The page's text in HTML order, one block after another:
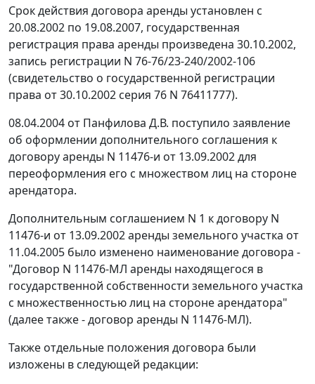
Срок действия договора аренды установлен с
20.08.2002 по 19.08.2007, государственная
регистрация права аренды произведена 30.10.2002,
запись регистрации N 76-76/23-240/2002-106
(свидетельство о государственной регистрации
права от 30.10.2002 серия 76 N 76411777).
08.04.2004 от Панфилова Д.В. поступило заявление
об оформлении дополнительного соглашения к
договору аренды N 11476-и от 13.09.2002 для
переоформления его с множеством лиц на стороне
арендатора.
Дополнительным соглашением N 1 к договору N
11476-и от 13.09.2002 аренды земельного участка от
11.04.2005 было изменено наименование договора -
"Договор N 11476-МЛ аренды находящегося в
государственной собственности земельного участка
с множественностью лиц на стороне арендатора"
(далее также - договор аренды N 11476-МЛ).
Также отдельные положения договора были
изложены в следующей редакции: